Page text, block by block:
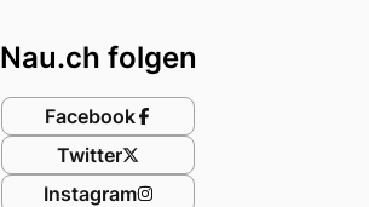
Nau.ch folgen
Facebook
Twitter
Instagram